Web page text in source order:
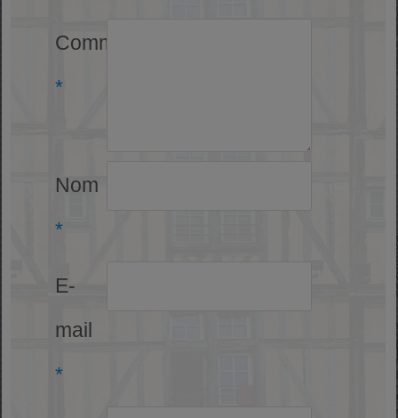
Commentaire
*
Nom
*
E-
mail
*